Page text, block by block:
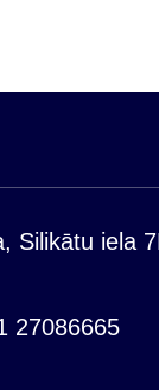
Silikātu iela
27086665